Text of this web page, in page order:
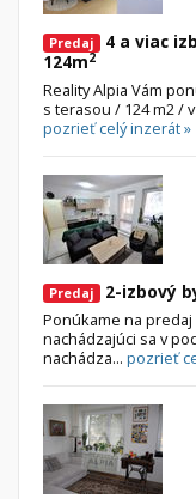
Predaj
4 a viac
124m2
Reality Alpia Vám
s terasou / 124 m2 /
pozrieť celý inzerát »
Predaj 2-izbový
Ponúkame na
nachádzajúci sa v
nachádza... pozrieť